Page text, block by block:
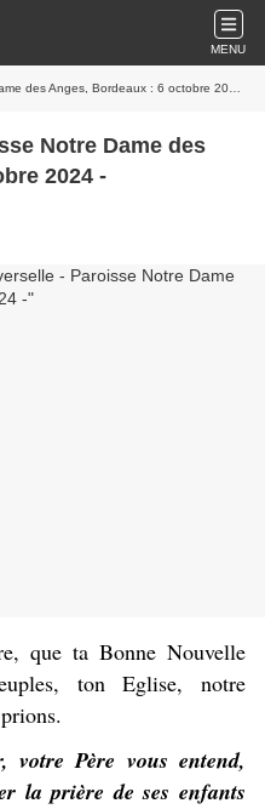
MENU
des Anges, Bordeaux : 6 octobre 2024 -
Notre Dame des
2024 -
que ta Bonne Nouvelle
ton Eglise, notre
votre Père vous entend,
la prière de ses enfants